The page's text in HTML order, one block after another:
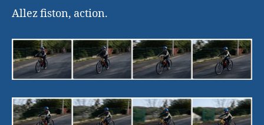
Allez fiston, action.